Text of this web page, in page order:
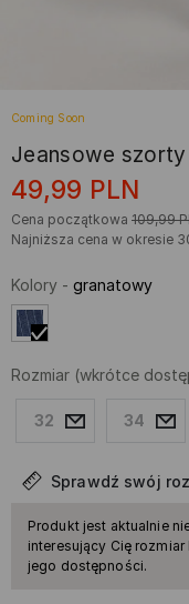
Coming Soon
Jeansowe
49,99 PLN
Cena początkowa 109,99
Najniższa cena w okresie
Kolory - granatowy
Rozmiar (wkrótce
32 34
Sprawdź swój
Produkt jest aktualnie
interesujący Cię
jego dostępności.